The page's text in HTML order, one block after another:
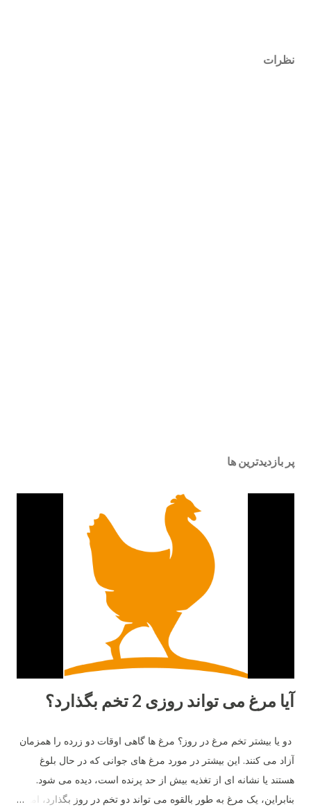
نظرات
پر بازدیدترین ها
آیا مرغ می تواند روزی 2 تخم بگذارد؟
دو یا بیشتر تخم مرغ در روز؟ مرغ ها گاهی اوقات دو زرده را همزمان
آزاد می کنند. این بیشتر در مورد مرغ های جوانی که در حال بلوغ
هستند یا نشانه ای از تغذیه بیش از حد پرنده است، دیده می شود.
بنابراین، یک مرغ به طور بالقوه می تواند دو تخم در روز بگذارد، اما نه